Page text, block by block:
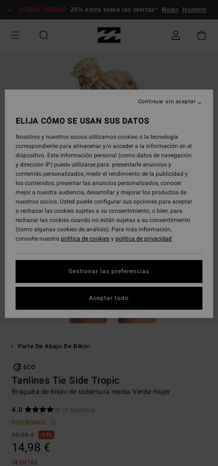
información
DOBLE PROMO 25% extra sobre las ofertas* Mujer Hombre
Parte De Abajo De Bikini
ECO
Tanlines Tie Side Tropic
Braguita de bikini de cobertura media Verde mujer
4.0
(1 Reseñas)
ECO-BONUS
39,95 €
63%
14,98 €
OFERTAS
ELIJA CÓMO SE USAN SUS DATOS
Nosotros y nuestros socios utilizamos cookies o la tecnología
correspondiente para almacenar y/o acceder a la información en el
dispositivo. Esta información personal (como datos de navegación
y dirección IP) puede utilizarse para: presentarle anuncios y
contenido personalizados, medir el rendimiento de la publicidad y
los contenidos, presentar las anuncios personalizados, conocer
mejor a nuestra audiencia, desarrollar y mejorar los productos de
nuestros socios. Usted puede configurar sus opciones para aceptar
o rechazar las cookies sujetas a su consentimiento, o bien, para
rechazar las cookies cuando no están sujetas a su consentimiento
(como algunas cookies de análisis). Para más información,
consulte nuestra política de cookiesypolítica de privacidad
Gestionar las preferencias
Continuar sin aceptar
Aceptar todo